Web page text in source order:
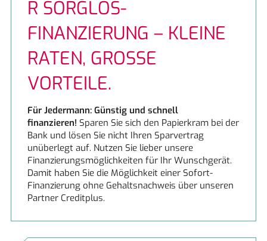
Berbel
Bosch
Constructa
JoMi Wasserfilteranlagen
Miele
Miele
Naber
Neuigkeiten
Finanzierung
ERSATZTEILE
Angebote
R SORGLOS-
FINANZIERUNG – KLEINE
RATEN, GROSSE
VORTEILE.
Für Jedermann: Günstig und schnell
finanzieren! Sparen Sie sich den Papierkram bei der
Bank und lösen Sie nicht Ihren Sparvertrag
unüberlegt auf. Nutzen Sie lieber unsere
Finanzierungsmöglichkeiten für Ihr Wunschgerät.
Damit haben Sie die Möglichkeit einer Sofort-
Finanzierung ohne Gehaltsnachweis über unseren
Partner Creditplus.